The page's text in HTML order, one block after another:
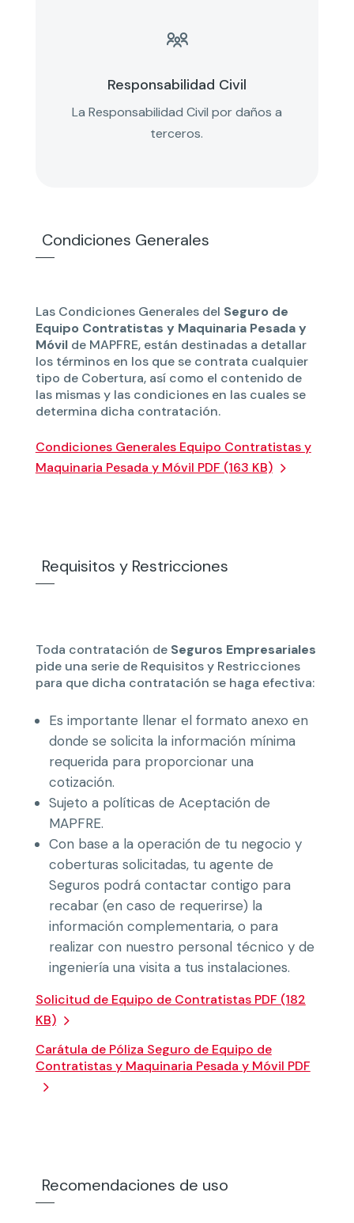

Responsabilidad Civil
La Responsabilidad Civil por daños a
terceros.
Condiciones Generales
Las Condiciones Generales del Seguro de
Equipo Contratistas y Maquinaria Pesada y
Móvilde MAPFRE, están destinadas a detallar
los términos en los que se contrata cualquier
tipo de Cobertura, así como el contenido de
las mismas y las condiciones en las cuales se
determina dicha contratación.
Condiciones Generales Equipo Contratistas y
Maquinaria Pesada y Móvil PDF (163 KB)
Requisitos y Restricciones
Toda contratación de Seguros Empresariales
pide una serie de Requisitos y Restricciones
para que dicha contratación se haga efectiva:
Es importante llenar el formato anexo en
donde se solicita la información mínima
requerida para proporcionar una
cotización.
Sujeto a políticas de Aceptación de
MAPFRE.
Con base a la operación de tu negocio y
coberturas solicitadas, tu agente de
Seguros podrá contactar contigo para
recabar (en caso de requerirse) la
información complementaria, o para
realizar con nuestro personal técnico y de
ingeniería una visita a tus instalaciones.
Solicitud de Equipo de Contratistas PDF (182
KB)
Carátula de Póliza Seguro de Equipo de
Contratistas y Maquinaria Pesada y Móvil PDF
Recomendaciones de uso